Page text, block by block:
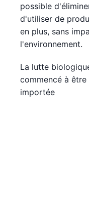
possible
d'utiliser de
en plus, sans
l'environnement.
La lutte
commencé à
importée